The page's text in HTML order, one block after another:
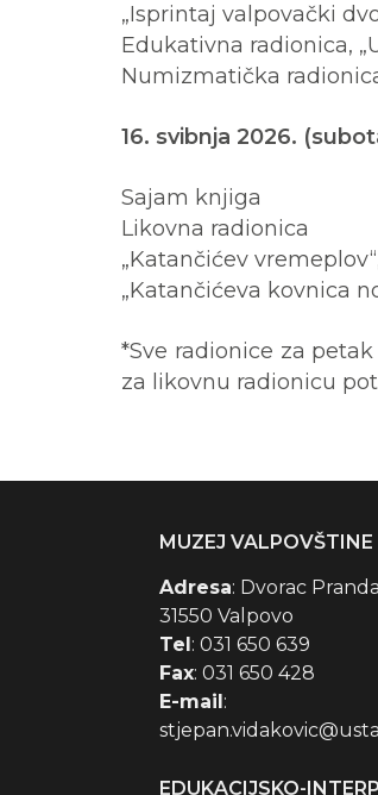
„Isprintaj valpovački
Edukativna radionica,
Numizmatička
16. svibnja 2026.
Sajam knjiga
Likovna radionica
„Katančićev
„Katančićeva kovnica
*Sve radionice za
za likovnu radionicu
MUZEJ VALPOVŠTINE
Adresa: Dvorac
31550 Valpovo
Tel : 031 650 639
Fax: 031 650 428
E-mail :
EDUKACIJSKO-